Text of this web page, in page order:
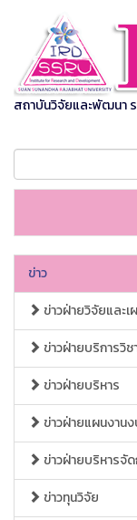
สถาบันวิจัยและพัฒนา
ข่าว
ข่าวฝ่ายวิจัยและ
ข่าวฝ่ายบริการวิช
ข่าวฝ่ายบริหาร
ข่าวฝ่ายแผนงาน
ข่าวฝ่ายบริหารจั
ข่าวทุนวิจัย